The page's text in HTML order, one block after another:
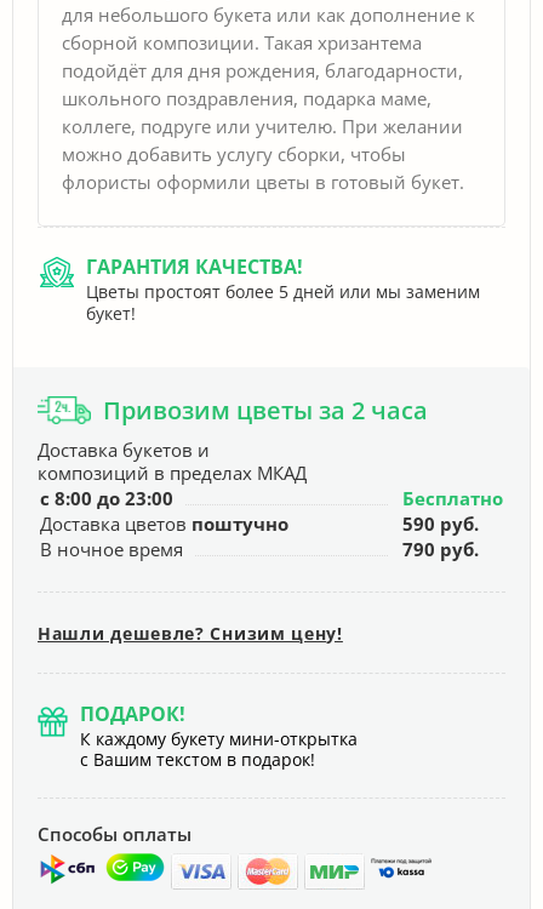
для небольшого букета или как дополнение к
сборной композиции. Такая хризантема
подойдёт для дня рождения, благодарности,
школьного поздравления, подарка маме,
коллеге, подруге или учителю. При желании
можно добавить услугу сборки, чтобы
флористы оформили цветы в готовый букет.
ГАРАНТИЯ КАЧЕСТВА!
Цветы простоят более 5 дней или мы заменим
букет!
Привозим цветы за 2 часа
Доставка букетов и
композиций в пределах МКАД
с 8:00 до 23:00
Бесплатно
Доставка цветов поштучно
590 руб.
В ночное время
790 руб.
Нашли дешевле? Снизим цену!
ПОДАРОК!
К каждому букету мини-открытка
с Вашим текстом в подарок!
Способы оплаты